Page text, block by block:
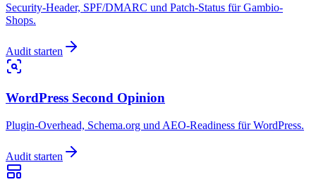
Security-Header, SPF/DMARC und Patch-Status für Gambio-
Shops.
Audit starten
WordPress Second Opinion
Plugin-Overhead, Schema.org und AEO-Readiness für WordPress.
Audit starten